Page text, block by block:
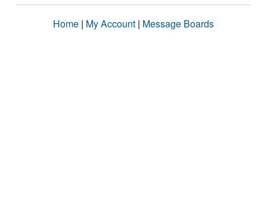
Home | My Account | Message Boards